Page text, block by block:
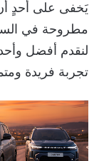
يَخفى على أحدٍ
مطروحة في
لنقدم أفضل
تجربة فريدة